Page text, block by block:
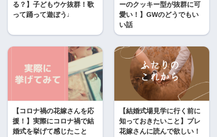
る？】子どもウケ抜群！歌
って踊って遊ぼう♩
ーのクッキー型が抜群に可
愛い！】GWのどうでもい
い話
【コロナ禍の花嫁さんを応
援！】実際にコロナ禍で結
婚式を挙げて感じたこと
【結婚式場見学に行く前に
知っておきたいこと】プレ
花嫁さんに読んで欲しい！